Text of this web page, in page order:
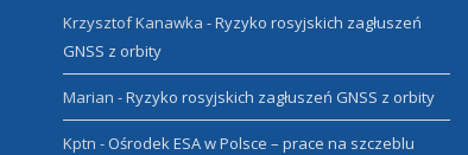
Krzysztof Kanawka -Ryzyko rosyjskich zagłuszeń
GNSS z orbity
Marian -Ryzyko rosyjskich zagłuszeń GNSS z orbity
Kptn - Ośrodek ESA w Polsce – prace na szczeblu